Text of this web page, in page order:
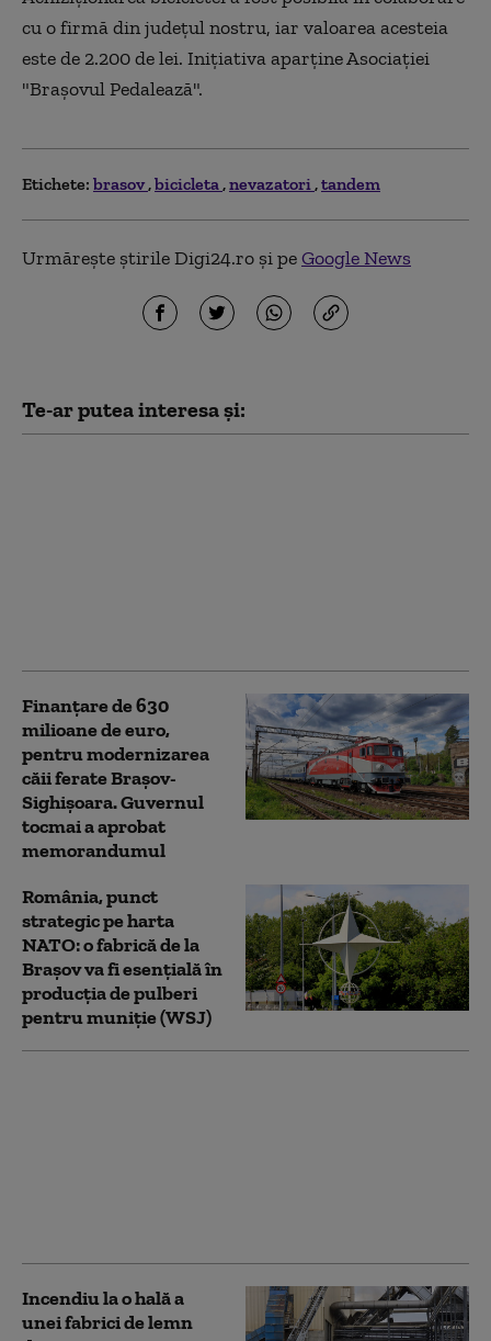
cu o firmă din judeţul nostru, iar valoarea acesteia
este de 2.200 de lei. Iniţiativa aparţine Asociaţiei
"Braşovul Pedalează".
Etichete: brasov bicicleta nevazatori tandem
Urmărește știrile Digi24.ro și peGoogle News
Te-ar putea interesa și:
Finanțare de 630
milioane de euro,
pentru modernizarea
căii ferate Braşov-
Sighişoara. Guvernul
tocmai a aprobat
memorandumul
România, punct
strategic pe harta
NATO: o fabrică de la
Brașov va fi esențială în
producția de pulberi
pentru muniție (WSJ)
Incendiu la o hală a
unei fabrici de lemn